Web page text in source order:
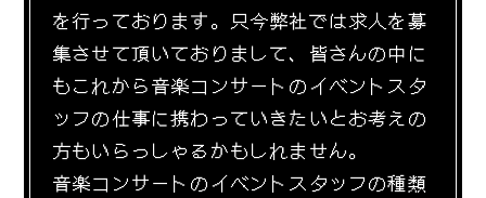
を行っております。只今弊社では求人を募
集させて頂いておりまして、皆さんの中に
もこれから音楽コンサートのイベントスタ
ッフの仕事に携わっていきたいとお考えの
方もいらっしゃるかもしれません。
音楽コンサートのイベントスタッフの種類